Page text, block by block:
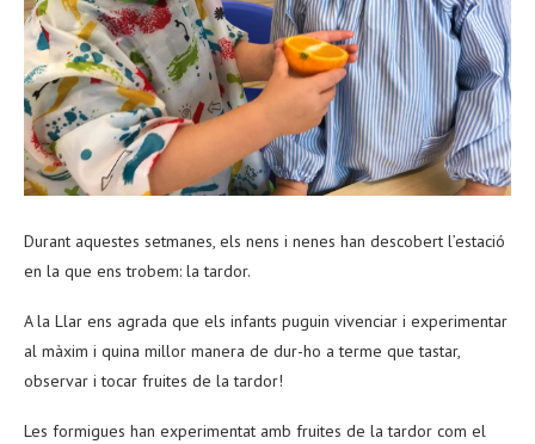
Durant aquestes setmanes, els nens i nenes han descobert l’estació
en la que ens trobem: la tardor.
A la Llar ens agrada que els infants puguin vivenciar i experimentar
al màxim i quina millor manera de dur-ho a terme que tastar,
observar i tocar fruites de la tardor!
Les formigues han experimentat amb fruites de la tardor com el